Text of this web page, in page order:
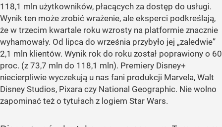
118,1 mln użytkowników, płacących za dostęp do usługi.
Wynik ten może zrobić wrażenie, ale eksperci podkreślają,
że w trzecim kwartale roku wzrosty na platformie znacznie
wyhamowały. Od lipca do września przybyło jej „zaledwie”
2,1 mln klientów. Wynik rok do roku został poprawiony o 60
proc. (z 73,7 mln do 118,1 mln). Premiery Disney+
niecierpliwie wyczekują u nas fani produkcji Marvela, Walt
Disney Studios, Pixara czy National Geographic. Nie wolno
zapominać też o tytułach z logiem Star Wars.